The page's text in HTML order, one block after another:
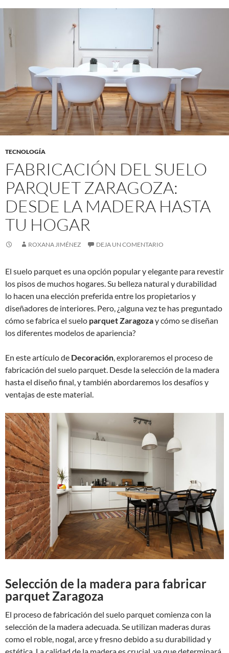
TECNOLOGÍA
FABRICACIÓN DEL SUELO
PARQUET ZARAGOZA:
DESDE LA MADERA HASTA
TU HOGAR
ROXANA JIMÉNEZ DEJA UN COMENTARIO
El suelo parquet es una opción popular y elegante para revestir
los pisos de muchos hogares. Su belleza natural y durabilidad
lo hacen una elección preferida entre los propietarios y
diseñadores de interiores. Pero, ¿alguna vez te has preguntado
cómo se fabrica el suelo parquet Zaragozay cómo se diseñan
los diferentes modelos de apariencia?
En este artículo de Decoración, exploraremos el proceso de
fabricación del suelo parquet. Desde la selección de la madera
hasta el diseño final, y también abordaremos los desafíos y
ventajas de este material.
Selección de la madera para fabricar
parquet Zaragoza
El proceso de fabricación del suelo parquet comienza con la
selección de la madera adecuada. Se utilizan maderas duras
como el roble, nogal, arce y fresno debido a su durabilidad y